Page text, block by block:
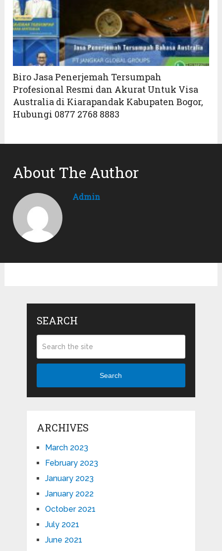
Biro Jasa Penerjemah Tersumpah
Profesional Resmi dan Akurat Untuk Visa
Australia di Kiarapandak Kabupaten Bogor,
Hubungi 0877 2768 8883
About The Author
Admin
SEARCH
Search
ARCHIVES
March 2023
February 2023
January 2023
January 2022
October 2021
July 2021
June 2021